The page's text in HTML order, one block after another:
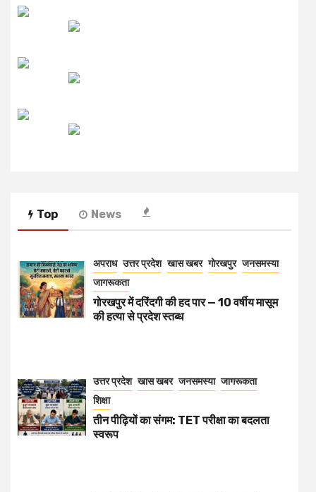
Top News
अपराध उत्तर प्रदेश खास खबर गोरखपुर जनसमस्या
जागरूकता
गोरखपुर में दरिंदगी की हद पार — 10 वर्षीय मासूम
की हत्या से प्रदेश स्तब्ध
उत्तर प्रदेश खास खबर जनसमस्या जागरूकता
शिक्षा
तीन पीढ़ियों का संगम: TET परीक्षा का बदलता
स्वरूप